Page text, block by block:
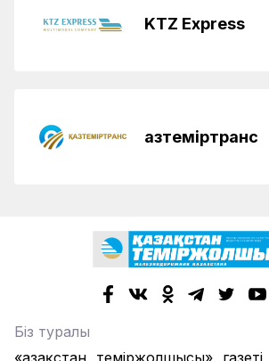
KTZ Express
Қазтеміртранс
Біз туралы
«Қазақстан теміржолшысы» газеті